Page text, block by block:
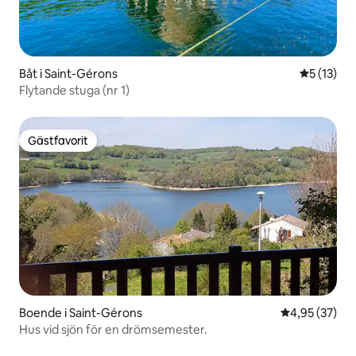
Båt i Saint-Gérons 5 av 5 i
5 (13)
Flytande stuga (nr 1)
Gästfavorit
Gästfavorit
Boende i Saint-Gérons 4,95 av 5 i
4,95 (37)
Hus vid sjön för en drömsemester.